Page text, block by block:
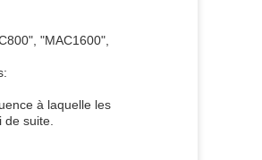
"MAC1600",
à laquelle les
suite.